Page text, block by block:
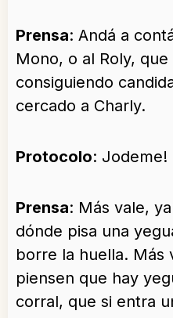
Prensa: Andá a
Mono, o al Roly, que
consiguiendo
cercado a Charly.
Protocolo: Jodeme!
Prensa: Más vale,
dónde pisa una
borre la huella. Más
piensen que hay
corral, que si entra